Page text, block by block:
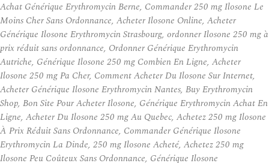
Achat Générique Erythromycin Berne, Commander 250 mg Ilosone Le
Moins Cher Sans Ordonnance, Acheter Ilosone Online, Acheter
Générique Ilosone Erythromycin Strasbourg, ordonner Ilosone 250 mg à
prix réduit sans ordonnance, Ordonner Générique Erythromycin
Autriche, Générique Ilosone 250 mg Combien En Ligne, Acheter
Ilosone 250 mg Pa Cher, Comment Acheter Du Ilosone Sur Internet,
Acheter Générique Ilosone Erythromycin Nantes, Buy Erythromycin
Shop, Bon Site Pour Acheter Ilosone, Générique Erythromycin Achat En
Ligne, Acheter Du Ilosone 250 mg Au Quebec, Achetez 250 mg Ilosone
À Prix Réduit Sans Ordonnance, Commander Générique Ilosone
Erythromycin La Dinde, 250 mg Ilosone Acheté, Achetez 250 mg
Ilosone Peu Coûteux Sans Ordonnance, Générique Ilosone